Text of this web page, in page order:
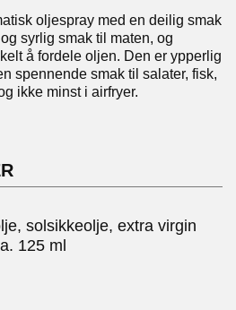
oljespray med en deilig smak
syrlig smak til maten, og
å fordele oljen. Den er ypperlig
spennende smak til salater, fisk,
ikke minst i airfryer.
solsikkeolje, extra virgin
125 ml